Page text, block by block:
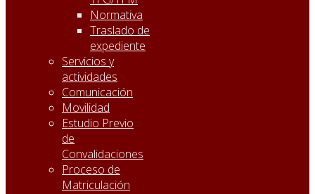
Normativa
Traslado de
expediente
Servicios y
actividades
Comunicación
Movilidad
Estudio Previo
de
Convalidaciones
Proceso de
Matriculación